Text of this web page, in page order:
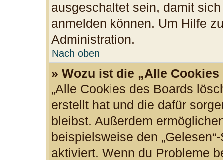
ausgeschaltet sein, damit
anmelden können. Um Hilfe
Administration.
Nach oben
» Wozu ist die „Alle
„Alle Cookies des Boards
erstellt hat und die dafür
bleibst. Außerdem
beispielsweise den
aktiviert. Wenn du Probleme